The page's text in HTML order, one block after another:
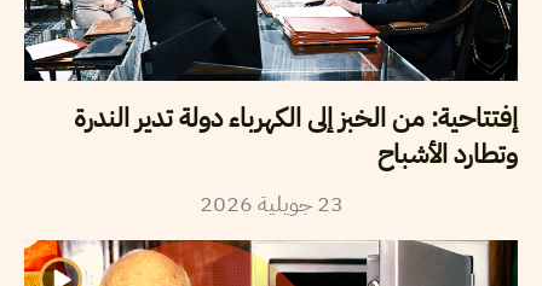
إفتتاحية: من الخبز إلى الكهرباء دولة تدير الندرة
وتطارد الأشباح
23 جويلية2026